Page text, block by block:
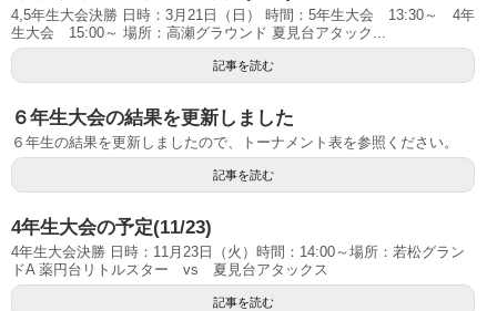
4,5年生大会決勝 日時：3月21日（日） 時間：5年生大会 13:30～ 4年
生大会 15:00～ 場所：高瀬グラウンド 夏見台アタック...
記事を読む
６年生大会の結果を更新しました
６年生の結果を更新しましたので、トーナメント表を参照ください。
記事を読む
4年生大会の予定(11/23)
4年生大会決勝 日時：11月23日（火）時間：14:00～場所：若松グラン
ドA 薬円台リトルスター vs 夏見台アタックス
記事を読む